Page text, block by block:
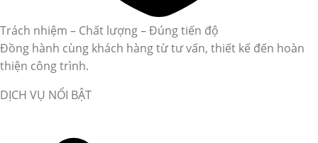
Trách nhiệm – Chất lượng – Đúng tiến độ
Đồng hành cùng khách hàng từ tư vấn, thiết kế đến hoàn
thiện công trình.
DỊCH VỤ NỔI BẬT